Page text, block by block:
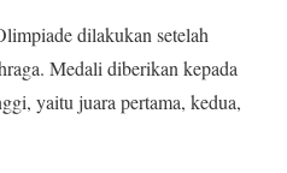
dilakukan setelah
Medali diberikan kepada
yaitu juara pertama, kedua,